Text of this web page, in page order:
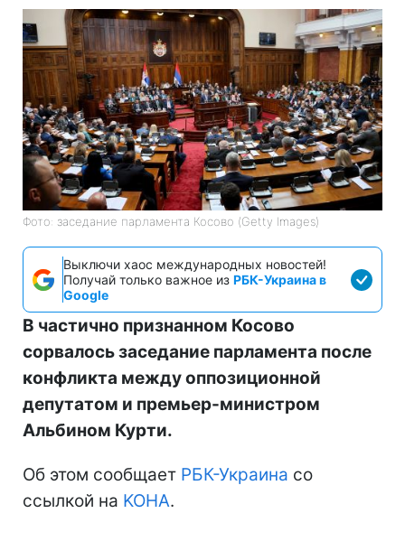
Фото: заседание парламента Косово (Getty Images)
Выключи хаос международных новостей!
Получай только важное из РБК-Украина в
Google
В частично признанном Косово
сорвалось заседание парламента после
конфликта между оппозиционной
депутатом и премьер-министром
Альбином Курти.
Об этом сообщает РБК-Украина со
ссылкой на KOHA.